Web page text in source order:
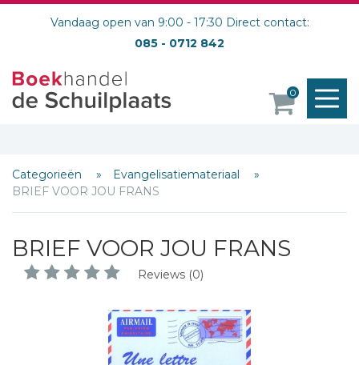
Vandaag open van 9:00 - 17:30 Direct contact:
085 - 0712 842
0
Categorieën
Evangelisatiemateriaal
BRIEF VOOR JOU FRANS
BRIEF VOOR JOU FRANS
Reviews (0)
Sterren
Titel *
Bericht *